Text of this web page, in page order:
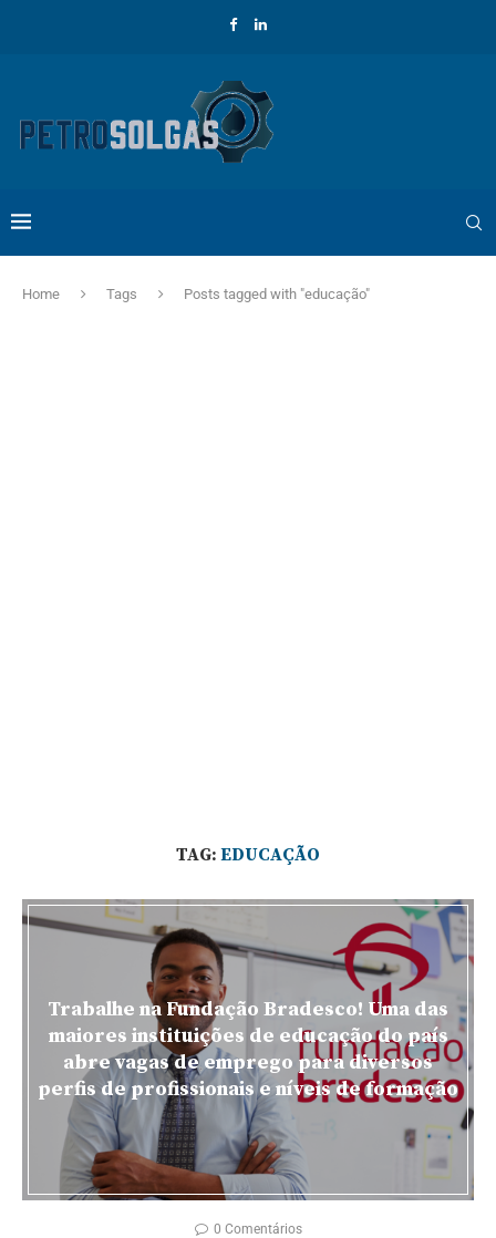
Home Tags Posts tagged with "educação"
TAG: EDUCAÇÃO
Trabalhe na Fundação Bradesco! Uma das
maiores instituições de educação do país
abre vagas de emprego para diversos
perfis de profissionais e níveis de formação
0 Comentários